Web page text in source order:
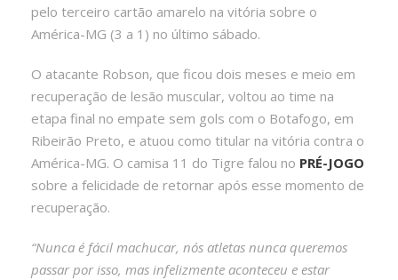
pelo terceiro cartão amarelo na vitória sobre o
América-MG (3 a 1) no último sábado.
O atacante Robson, que ficou dois meses e meio em
recuperação de lesão muscular, voltou ao time na
etapa final no empate sem gols com o Botafogo, em
Ribeirão Preto, e atuou como titular na vitória contra o
América-MG. O camisa 11 do Tigre falou no PRÉ-JOGO
sobre a felicidade de retornar após esse momento de
recuperação.
“Nunca é fácil machucar, nós atletas nunca queremos
passar por isso, mas infelizmente aconteceu e estar